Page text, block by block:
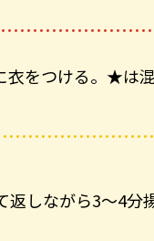
をつける。★は混
しながら3～4分